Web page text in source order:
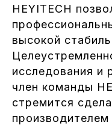
HEYITECH
высокой
исследования и
член команды
стремится